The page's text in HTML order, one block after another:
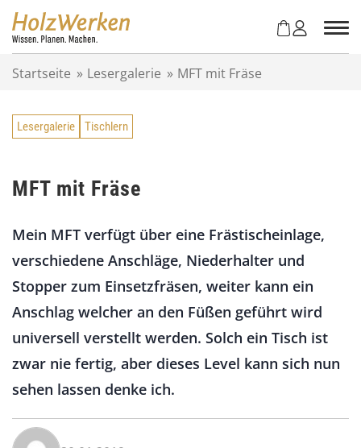
Startseite » Lesergalerie » MFT mit Fräse
Lesergalerie Tischlern
MFT mit Fräse
Mein MFT verfügt über eine Frästischeinlage,
verschiedene Anschläge, Niederhalter und
Stopper zum Einsetzfräsen, weiter kann ein
Anschlag welcher an den Füßen geführt wird
universell verstellt werden. Solch ein Tisch ist
zwar nie fertig, aber dieses Level kann sich nun
sehen lassen denke ich.